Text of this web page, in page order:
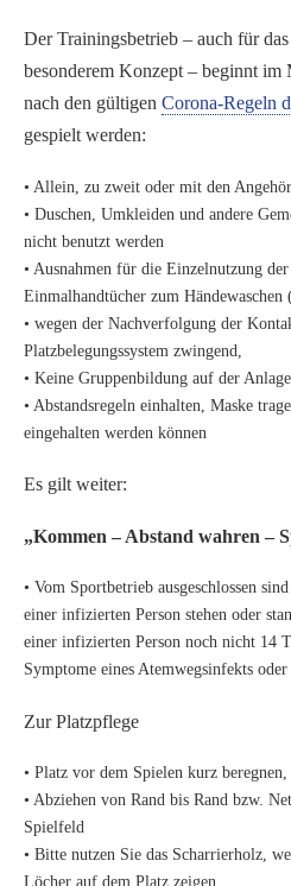
Der Trainingsbetrieb – auch für
besonderem Konzept – beginnt
nach den gültigen Corona-Regeln
gespielt werden:
• Allein, zu zweit oder mit den
• Duschen, Umkleiden und andere
nicht benutzt werden
• Ausnahmen für die Einzelnutzung
Einmalhandtücher zum Händewaschen
• wegen der Nachverfolgung der
Platzbelegungssystem zwingend,
• Keine Gruppenbildung auf der Anlage
• Abstandsregeln einhalten, Maske
eingehalten werden können
Es gilt weiter:
„Kommen – Abstand wahren –
• Vom Sportbetrieb ausgeschlossen
einer infizierten Person stehen oder
einer infizierten Person noch nicht 14
Symptome eines Atemwegsinfekts
Zur Platzpflege
• Platz vor dem Spielen kurz
• Abziehen von Rand bis Rand bzw.
Spielfeld
• Bitte nutzen Sie das Scharrierholz,
Löcher auf dem Platz zeigen